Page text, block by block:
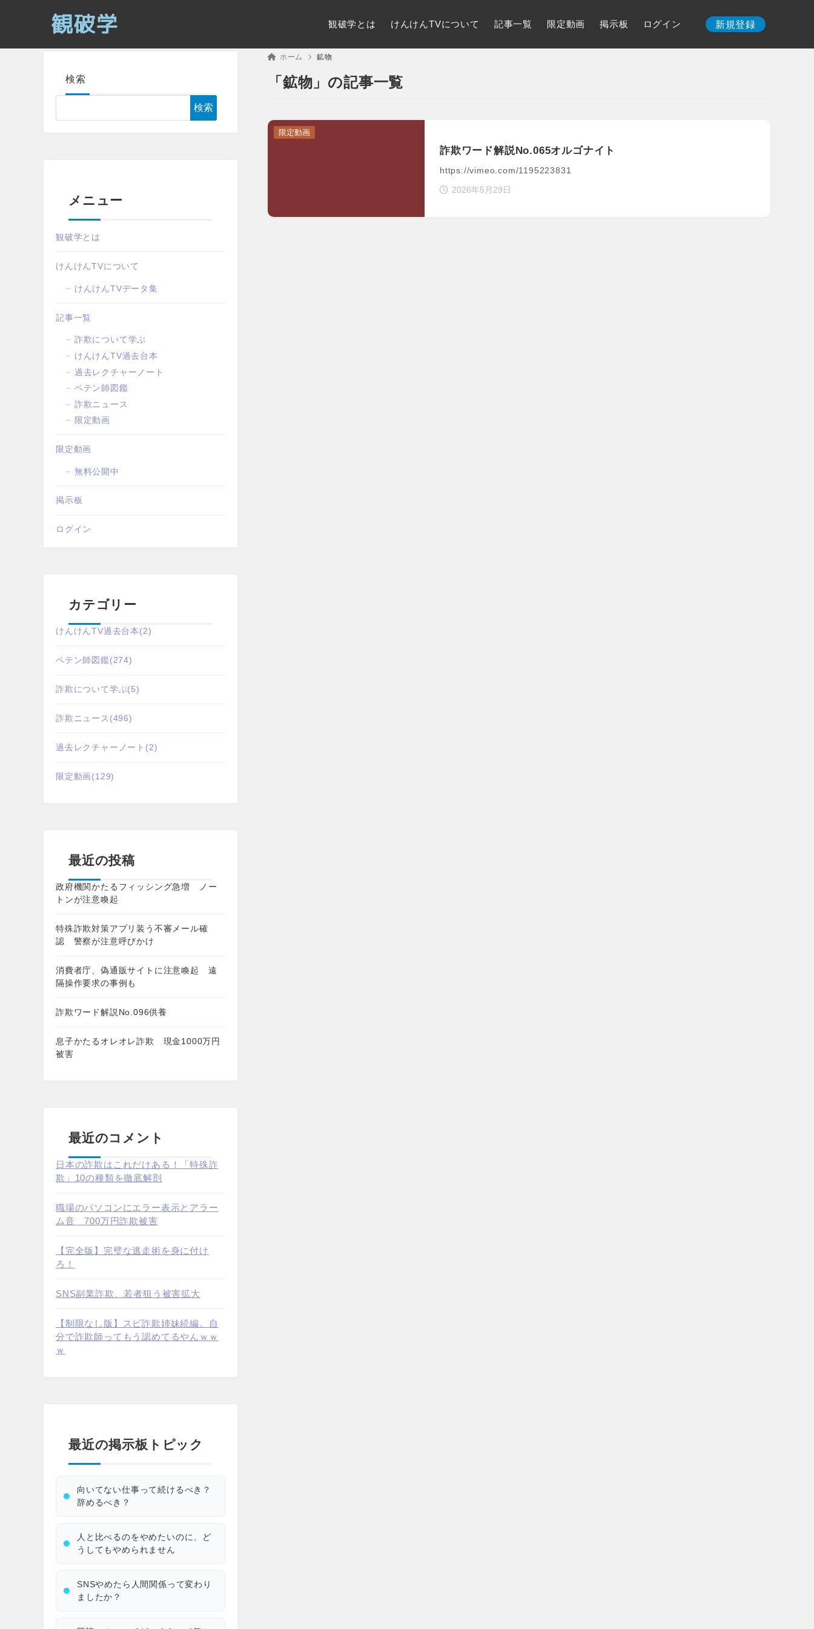
観破学とは けんけんTVについて 記事一覧 限定動画 掲示板 ログイン 新規登録
ホーム 鉱物
「鉱物」の記事一覧
詐欺ワード解説No.065オルゴナイト
https://vimeo.com/1195223831
2026年5月29日
限定動画
検索
検索
メニュー
観破学とは
けんけんTVについて
けんけんTVデータ集
記事一覧
詐欺について学ぶ
けんけんTV過去台本
過去レクチャーノート
ペテン師図鑑
詐欺ニュース
限定動画
限定動画
無料公開中
掲示板
ログイン
カテゴリー
けんけんTV過去台本(2)
ペテン師図鑑(274)
詐欺について学ぶ(5)
詐欺ニュース (496)
過去レクチャーノート (2)
限定動画(129)
最近の投稿
政府機関かたるフィッシング急増 ノー
トンが注意喚起
特殊詐欺対策アプリ装う不審メール確
認 警察が注意呼びかけ
消費者庁、偽通販サイトに注意喚起 遠
隔操作要求の事例も
詐欺ワード解説No.096供養
息子かたるオレオレ詐欺 現金1000万円
被害
最近のコメント
日本の詐欺はこれだけある！「特殊詐
欺」10の種類を徹底解剖
職場のパソコンにエラー表示とアラー
ム音 700万円詐欺被害
【完全版】完璧な逃走術を身に付け
ろ！
SNS副業詐欺、若者狙う被害拡大
【制限なし版】スピ詐欺姉妹続編。自
分で詐欺師ってもう認めてるやんｗｗ
ｗ
最近の掲示板トピック
向いてない仕事って続けるべき？
辞めるべき？
人と比べるのをやめたいのに、ど
うしてもやめられません
SNSやめたら人間関係って変わり
ましたか？